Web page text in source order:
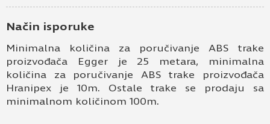
Način isporuke
Minimalna količina za poručivanje ABS trake
proizvođača Egger je 25 metara, minimalna
količina za poručivanje ABS trake proizvođača
Hranipex je 10m. Ostale trake se prodaju sa
minimalnom količinom 100m.